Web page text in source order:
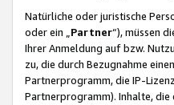
Natürliche oder juristische
oder ein „Partner“), müssen
Ihrer Anmeldung auf bzw.
zu, die durch Bezugnahme
Partnerprogramm, die IP-
Partnerprogramm). Inhalte, die